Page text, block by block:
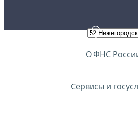
О ФНС
Сервисы и